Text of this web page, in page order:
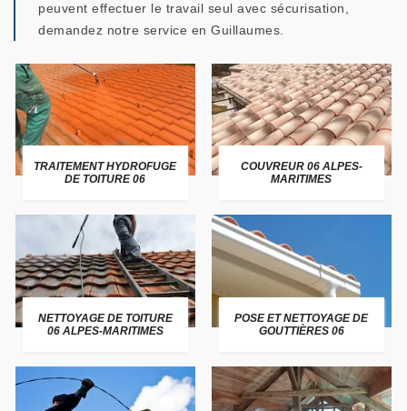
peuvent effectuer le travail seul avec sécurisation,
demandez notre service en Guillaumes.
TRAITEMENT HYDROFUGE
DE TOITURE 06
COUVREUR 06 ALPES-
MARITIMES
NETTOYAGE DE TOITURE
06 ALPES-MARITIMES
POSE ET NETTOYAGE DE
GOUTTIÈRES 06